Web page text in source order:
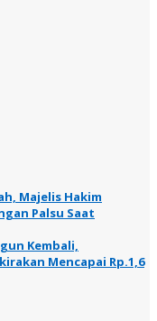
Majelis Hakim
Palsu Saat
Kembali,
Mencapai Rp.1,6